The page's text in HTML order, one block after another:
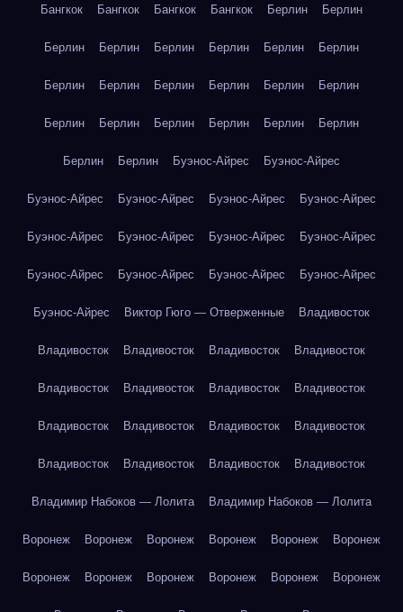
Бангкок Бангкок Бангкок Бангкок Берлин Берлин
Берлин Берлин Берлин Берлин Берлин Берлин
Берлин Берлин Берлин Берлин Берлин Берлин
Берлин Берлин Берлин Берлин Берлин Берлин
Берлин Берлин Буэнос-Айрес Буэнос-Айрес
Буэнос-Айрес Буэнос-Айрес Буэнос-Айрес Буэнос-Айрес
Буэнос-Айрес Буэнос-Айрес Буэнос-Айрес Буэнос-Айрес
Буэнос-Айрес Буэнос-Айрес Буэнос-Айрес Буэнос-Айрес
Буэнос-Айрес Виктор Гюго — Отверженные Владивосток
Владивосток Владивосток Владивосток Владивосток
Владивосток Владивосток Владивосток Владивосток
Владивосток Владивосток Владивосток Владивосток
Владивосток Владивосток Владивосток Владивосток
Владимир Набоков — Лолита Владимир Набоков — Лолита
Воронеж Воронеж Воронеж Воронеж Воронеж Воронеж
Воронеж Воронеж Воронеж Воронеж Воронеж Воронеж